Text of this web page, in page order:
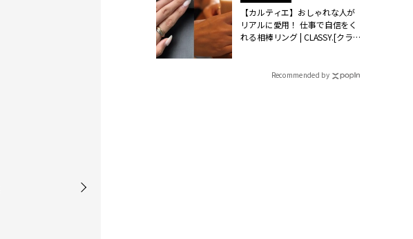
【カルティエ】おしゃれな人が
リアルに愛用！ 仕事で自信をく
れる相棒リング | CLASSY.[クラッ
Recommended by